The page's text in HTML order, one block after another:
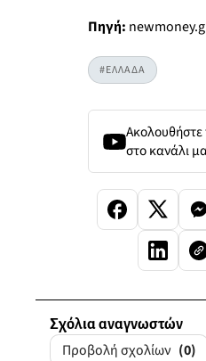
Πηγή:
#ΕΛΛΑΔΑ
Ακολουθήστε
στο κανάλι
Σχόλια αναγνωστών
Προβολή σχολίων (0)